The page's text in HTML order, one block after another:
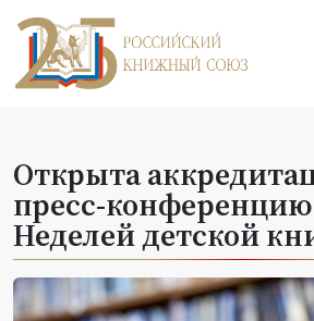
Открыта
пресс-конференцию
Неделей детской